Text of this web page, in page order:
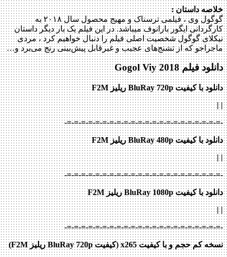
خلاصه داستان :
گوگول وی ، فیلمی ترسناک و مهیج محصول سال ۲۰۱۸ به
کارگردانی ایگور بارانوف ‎می‎باشد. در این فیلم یک بار دیگر داستان
نیکلای گوگول شخصیت اصلی فیلم را دنبال خواهیم کرد ، مردی
ماجراجو که از تشنج‌های عجیب و غیرقابل پیش‌بینی رنج می‌برد و…
دانلود فیلم Gogol Viy 2018
دانلود با کیفیت BluRay 720p ریلیز F2M
|
|
-=-=-=-=-=-=-=-=-=-=-=-=-=-=-=-=-=-=-=-=-=-=-
دانلود با کیفیت BluRay 480p ریلیز F2M
|
|
-=-=-=-=-=-=-=-=-=-=-=-=-=-=-=-=-=-=-=-=-=-=-
دانلود با کیفیت BluRay 1080p ریلیز F2M
|
|
-=-=-=-=-=-=-=-=-=-=-=-=-=-=-=-=-=-=-=-=-=-=-
نسخه کم حجم و با کیفیت x265 (کیفیت BluRay 720p ریلیز F2M)